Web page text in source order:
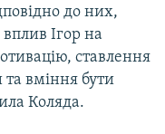
до них,
Ігор на
ставлення
та вміння бути
Коляда.